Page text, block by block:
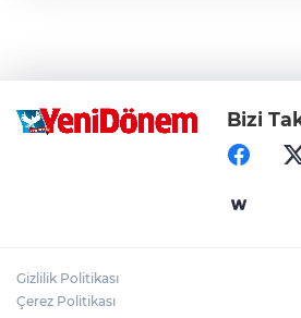
Bizi
Gizlilik Politikası
Çerez Politikası